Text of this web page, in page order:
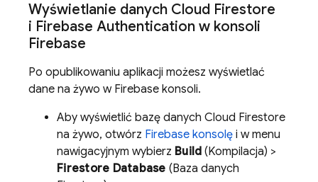
Wyświetlanie danych Cloud Firestore
i Firebase Authentication w konsoli
Firebase
Po opublikowaniu aplikacji możesz wyświetlać
dane na żywo w Firebase konsoli.
Aby wyświetlić bazę danych Cloud Firestore
na żywo, otwórz Firebase konsolę i w menu
nawigacyjnym wybierz Build (Kompilacja) >
Firestore Database (Baza danych